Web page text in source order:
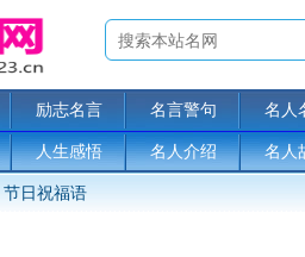
励志名言 名言警句 名人
人生感悟 名人介绍 名人
节日祝福语